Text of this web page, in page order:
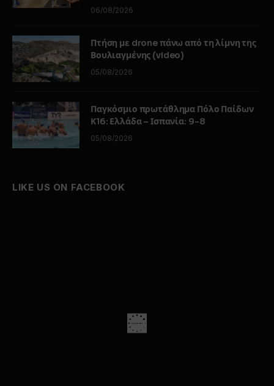
06/08/2026
Πτήση με drone πάνω από τη λίμνη της
Βουλιαγμένης (video)
05/08/2026
Παγκόσμιο πρωτάθλημα Πόλο Παίδων
Κ16: Ελλάδα – Ισπανία: 9-8
05/08/2026
LIKE US ON FACEBOOK